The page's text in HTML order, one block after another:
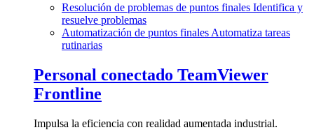
Resolución de problemas de puntos finales Identifica y
resuelve problemas
Automatización de puntos finales Automatiza tareas
rutinarias
Personal conectado TeamViewer
Frontline
Impulsa la eficiencia con realidad aumentada industrial.